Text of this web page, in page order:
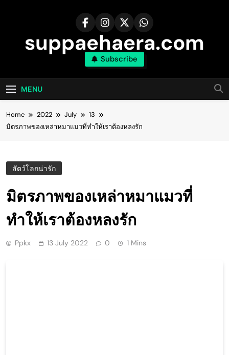
suppaehaera.com
Subscribe
MENU
Home 2022 July
13
มิตรภาพของเหล่าหมาแมวที่ทำให้เราต้องหลงรัก
สัตว์โลกน่ารัก
มิตรภาพของเหล่าหมาแมวที่
ทำให้เราต้องหลงรัก
Ppkx 13 July 2022 0 1 Mins